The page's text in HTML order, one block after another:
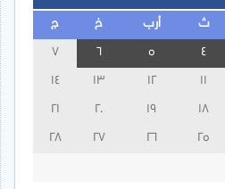
ث أرب خ ج
13
14
18
19
20
21
25
26
27
28